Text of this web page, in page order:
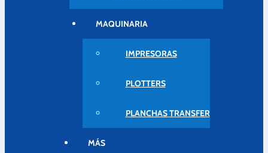
MAQUINARIA
IMPRESORAS
PLOTTERS
PLANCHAS TRANSFER
MÁS